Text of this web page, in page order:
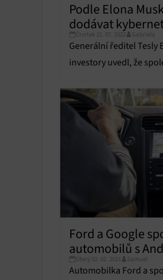
Podle Elona
dodávat
příštího roku
Čtvrtek 21. 07. 2022 Gabriela
Generální ředitel Tesly
investory uvedl, že
bateriemi, „v polovině
Ford a Google
automobilů s
měli dočkat již v
Úterý 02. 02. 2021 Samuel
Automobilka Ford a